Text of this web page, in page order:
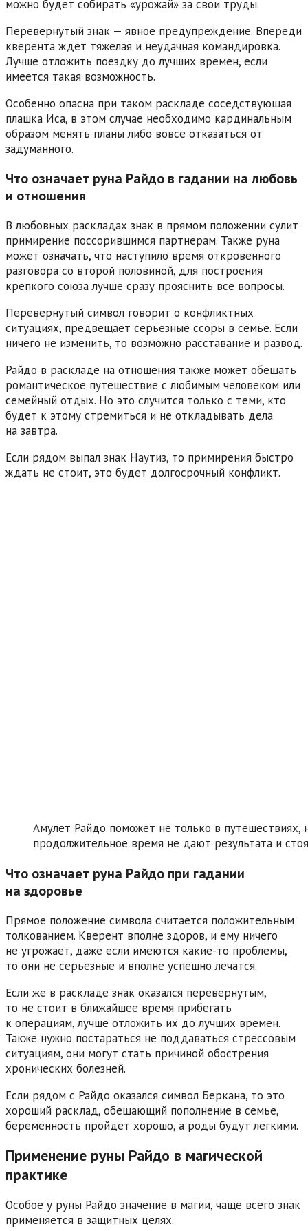
можно будет собирать «урожай» за свои труды.
Перевернутый знак — явное предупреждение. Впереди
кверента ждет тяжелая и неудачная командировка.
Лучше отложить поездку до лучших времен, если
имеется такая возможность.
Особенно опасна при таком раскладе соседствующая
плашка Иса, в этом случае необходимо кардинальным
образом менять планы либо вовсе отказаться от
задуманного.
Что означает руна Райдо в гадании на любовь
и отношения
В любовных раскладах знак в прямом положении сулит
примирение поссорившимся партнерам. Также руна
может означать, что наступило время откровенного
разговора со второй половиной, для построения
крепкого союза лучше сразу прояснить все вопросы.
Перевернутый символ говорит о конфликтных
ситуациях, предвещает серьезные ссоры в семье. Если
ничего не изменить, то возможно расставание и развод.
Райдо в раскладе на отношения также может обещать
романтическое путешествие с любимым человеком или
семейный отдых. Но это случится только с теми, кто
будет к этому стремиться и не откладывать дела
на завтра.
Если рядом выпал знак Наутиз, то примирения быстро
ждать не стоит, это будет долгосрочный конфликт.
Амулет Райдо поможет не только в путешествиях,
продолжительное время не дают результата и
Что означает руна Райдо при гадании
на здоровье
Прямое положение символа считается положительным
толкованием. Кверент вполне здоров, и ему ничего
не угрожает, даже если имеются какие-то проблемы,
то они не серьезные и вполне успешно лечатся.
Если же в раскладе знак оказался перевернутым,
то не стоит в ближайшее время прибегать
к операциям, лучше отложить их до лучших времен.
Также нужно постараться не поддаваться стрессовым
ситуациям, они могут стать причиной обострения
хронических болезней.
Если рядом с Райдо оказался символ Беркана, то это
хороший расклад, обещающий пополнение в семье,
беременность пройдет хорошо, а роды будут легкими.
Применение руны Райдо в магической
практике
Особое у руны Райдо значение в магии, чаще всего знак
применяется в защитных целях.